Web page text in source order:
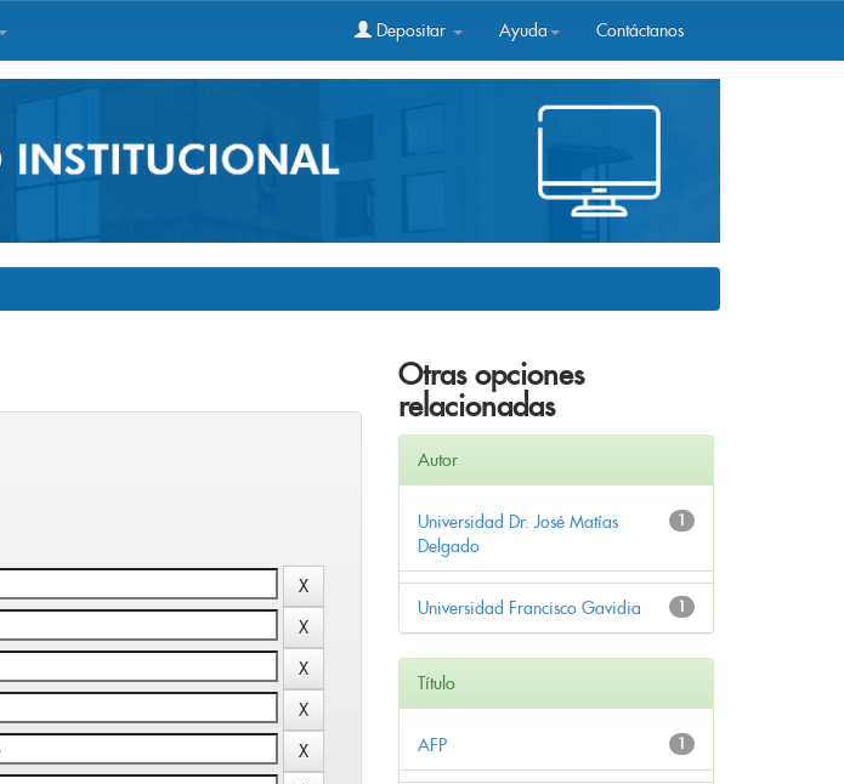
Depositar Ayuda Contáctanos
Otras opciones
relacionadas
Autor
1
Universidad Dr. José Matías
Delgado
1
Universidad Francisco Gavidia
Título
1
AFP